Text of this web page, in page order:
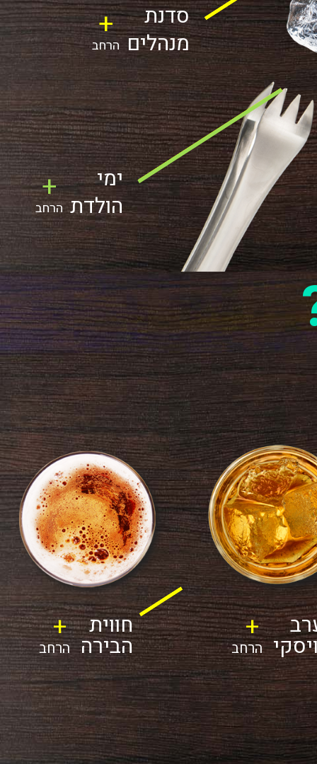
סדנת
מנהלים +
הרחב
ימי
הולדת +
הרחב
חווית
הבירה
+
הרחב
+
הרחב